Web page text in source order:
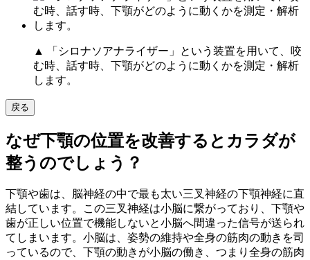
▲ 「シロナソアナライザー」という装置を用いて、咬
む時、話す時、下顎がどのように動くかを測定・解析
します。
戻る
なぜ下顎の位置を改善するとカラダが
整うのでしょう？
下顎や歯は、脳神経の中で最も太い三叉神経の下顎神経に直
結しています。この三叉神経は小脳に繋がっており、下顎や
歯が正しい位置で機能しないと小脳へ間違った信号が送られ
てしまいます。小脳は、姿勢の維持や全身の筋肉の動きを司
っているので、下顎の動きが小脳の働き、つまり全身の筋肉